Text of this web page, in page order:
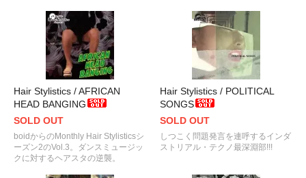
Hair Stylistics / AFRICAN
HEAD BANGING
SOLD OUT
boidからのMonthly Hair Stylisticsシ
ーズン2のVol.3。ダンスミュージッ
クに対するヘアスタの逆襲。
Hair Stylistics / POLITICAL
SONGS
SOLD OUT
しつこく問題発言を連呼するインダ
ストリアル・テクノ最深淵部!!!